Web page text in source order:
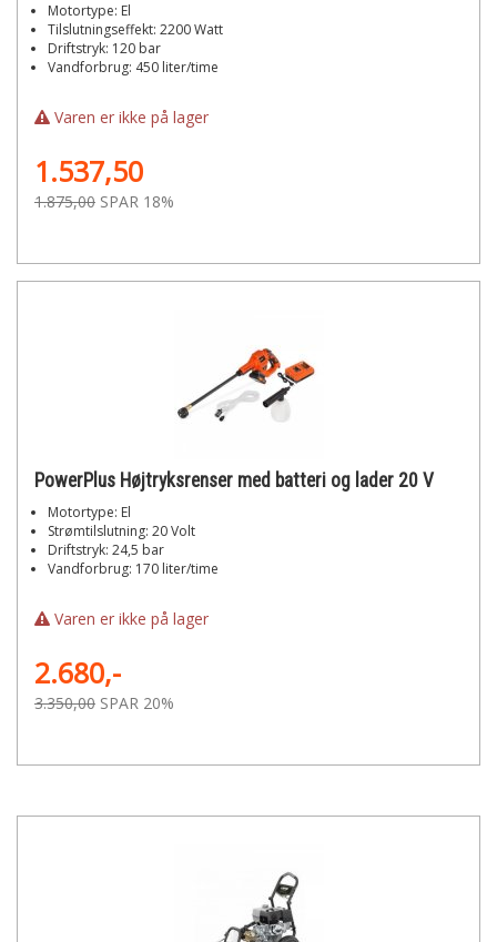
Motortype: El
Tilslutningseffekt: 2200 Watt
Driftstryk: 120 bar
Vandforbrug: 450 liter/time
Varen er ikke på lager
1.537,50
1.875,00 SPAR 18%
PowerPlus Højtryksrenser med batteri og lader 20 V
Motortype: El
Strømtilslutning: 20 Volt
Driftstryk: 24,5 bar
Vandforbrug: 170 liter/time
Varen er ikke på lager
2.680,-
3.350,00 SPAR 20%